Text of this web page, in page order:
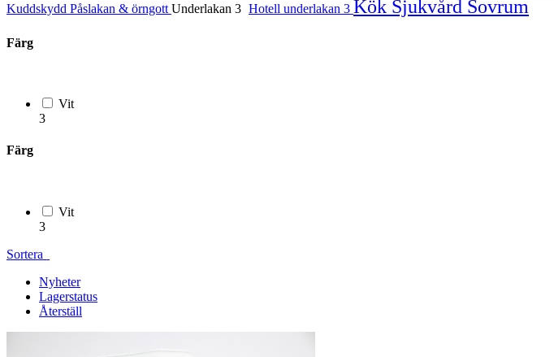
Kuddskydd Påslakan & örngottUnderlakan 3 Hotell underlakan 3 Kök Sjukvård Sovrum
Färg
Vit
3
Färg
Vit
3
Sortera
Nyheter
Lagerstatus
Återställ